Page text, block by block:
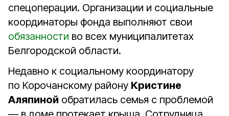
спецоперации. Организации и социальные
координаторы фонда выполняют свои
обязанности во всех муниципалитетах
Белгородской области.
Недавно к социальному координатору
по Корочанскому району Кристине
Аляпиной обратилась семья с проблемой